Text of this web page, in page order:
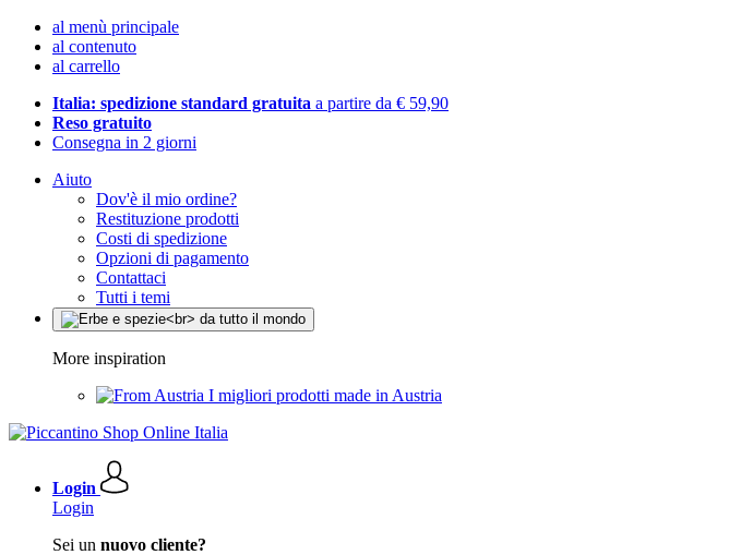
al menù principale
al contenuto
al carrello
Italia: spedizione standard gratuita a partire da € 59,90
Reso gratuito
Consegna in 2 giorni
Aiuto
Dov'è il mio ordine?
Restituzione prodotti
Costi di spedizione
Opzioni di pagamento
Contattaci
Tutti i temi
More inspiration
I migliori prodotti made in Austria
Login
Login
Sei un nuovo cliente?